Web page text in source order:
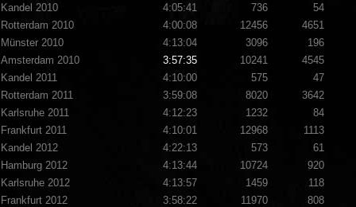
Kandel 2010
4:05:41 736
54
Rotterdam 2010
4:00:08 12456
4651
Münster 2010
4:13:04 3096
196
Amsterdam 2010
3:57:35 10241
4545
Kandel 2011
4:10:00 575
47
Rotterdam 2011
3:59:08 8020
3642
Karlsruhe 2011
4:12:23 1232
84
Frankfurt 2011
4:10:01 12968
1113
Kandel 2012
4:22:13 573
61
Hamburg 2012
4:13:44 10724
920
Karlsruhe 2012
4:13:57 1459
118
Frankfurt 2012
3:58:22 11970
808